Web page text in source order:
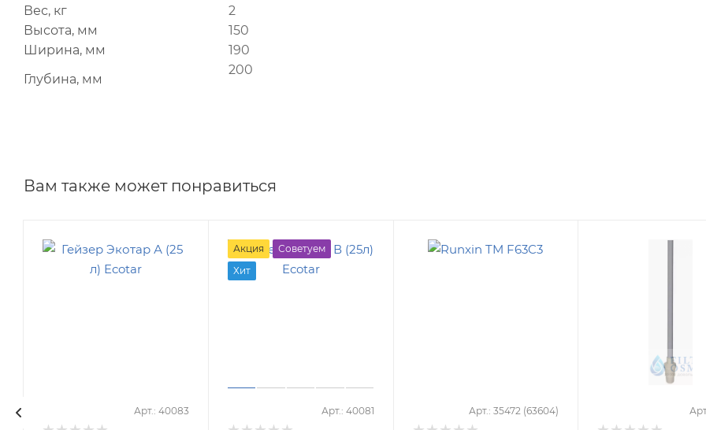
Вес, кг
2
Высота, мм
150
Ширина, мм
190
Глубина, мм
200
Вам также может понравиться
Арт.: 40083
Акция
Советуем
Хит
Арт.: 40081 Арт.: 35472 (63604)